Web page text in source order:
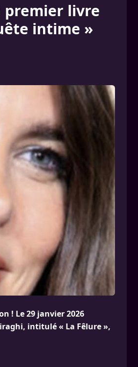
premier livre
intime »
! Le 29 janvier 2026
intitulé « La Fêlure »,